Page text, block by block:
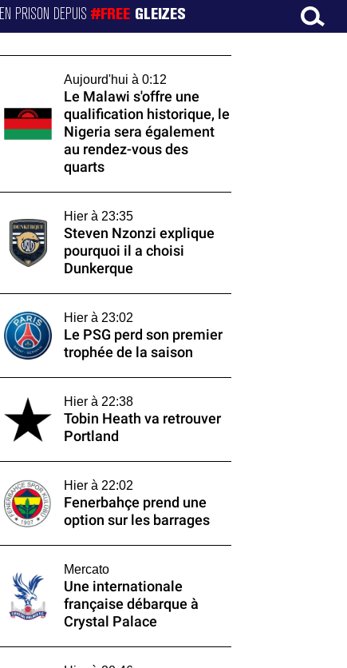
EN PRISON DEPUIS#FREE GLEIZES
Aujourd'hui à 0:12
Le Malawi s'offre une
qualification historique, le
Nigeria sera également
au rendez-vous des
quarts
Hier à 23:35
Steven Nzonzi explique
pourquoi il a choisi
Dunkerque
Hier à 23:02
Le PSG perd son premier
trophée de la saison
Hier à 22:38
Tobin Heath va retrouver
Portland
Hier à 22:02
Fenerbahçe prend une
option sur les barrages
Mercato
Une internationale
française débarque à
Crystal Palace